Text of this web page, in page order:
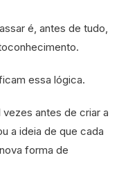
é, antes de tudo,
essa lógica.
antes de criar a
a ideia de que cada
forma de